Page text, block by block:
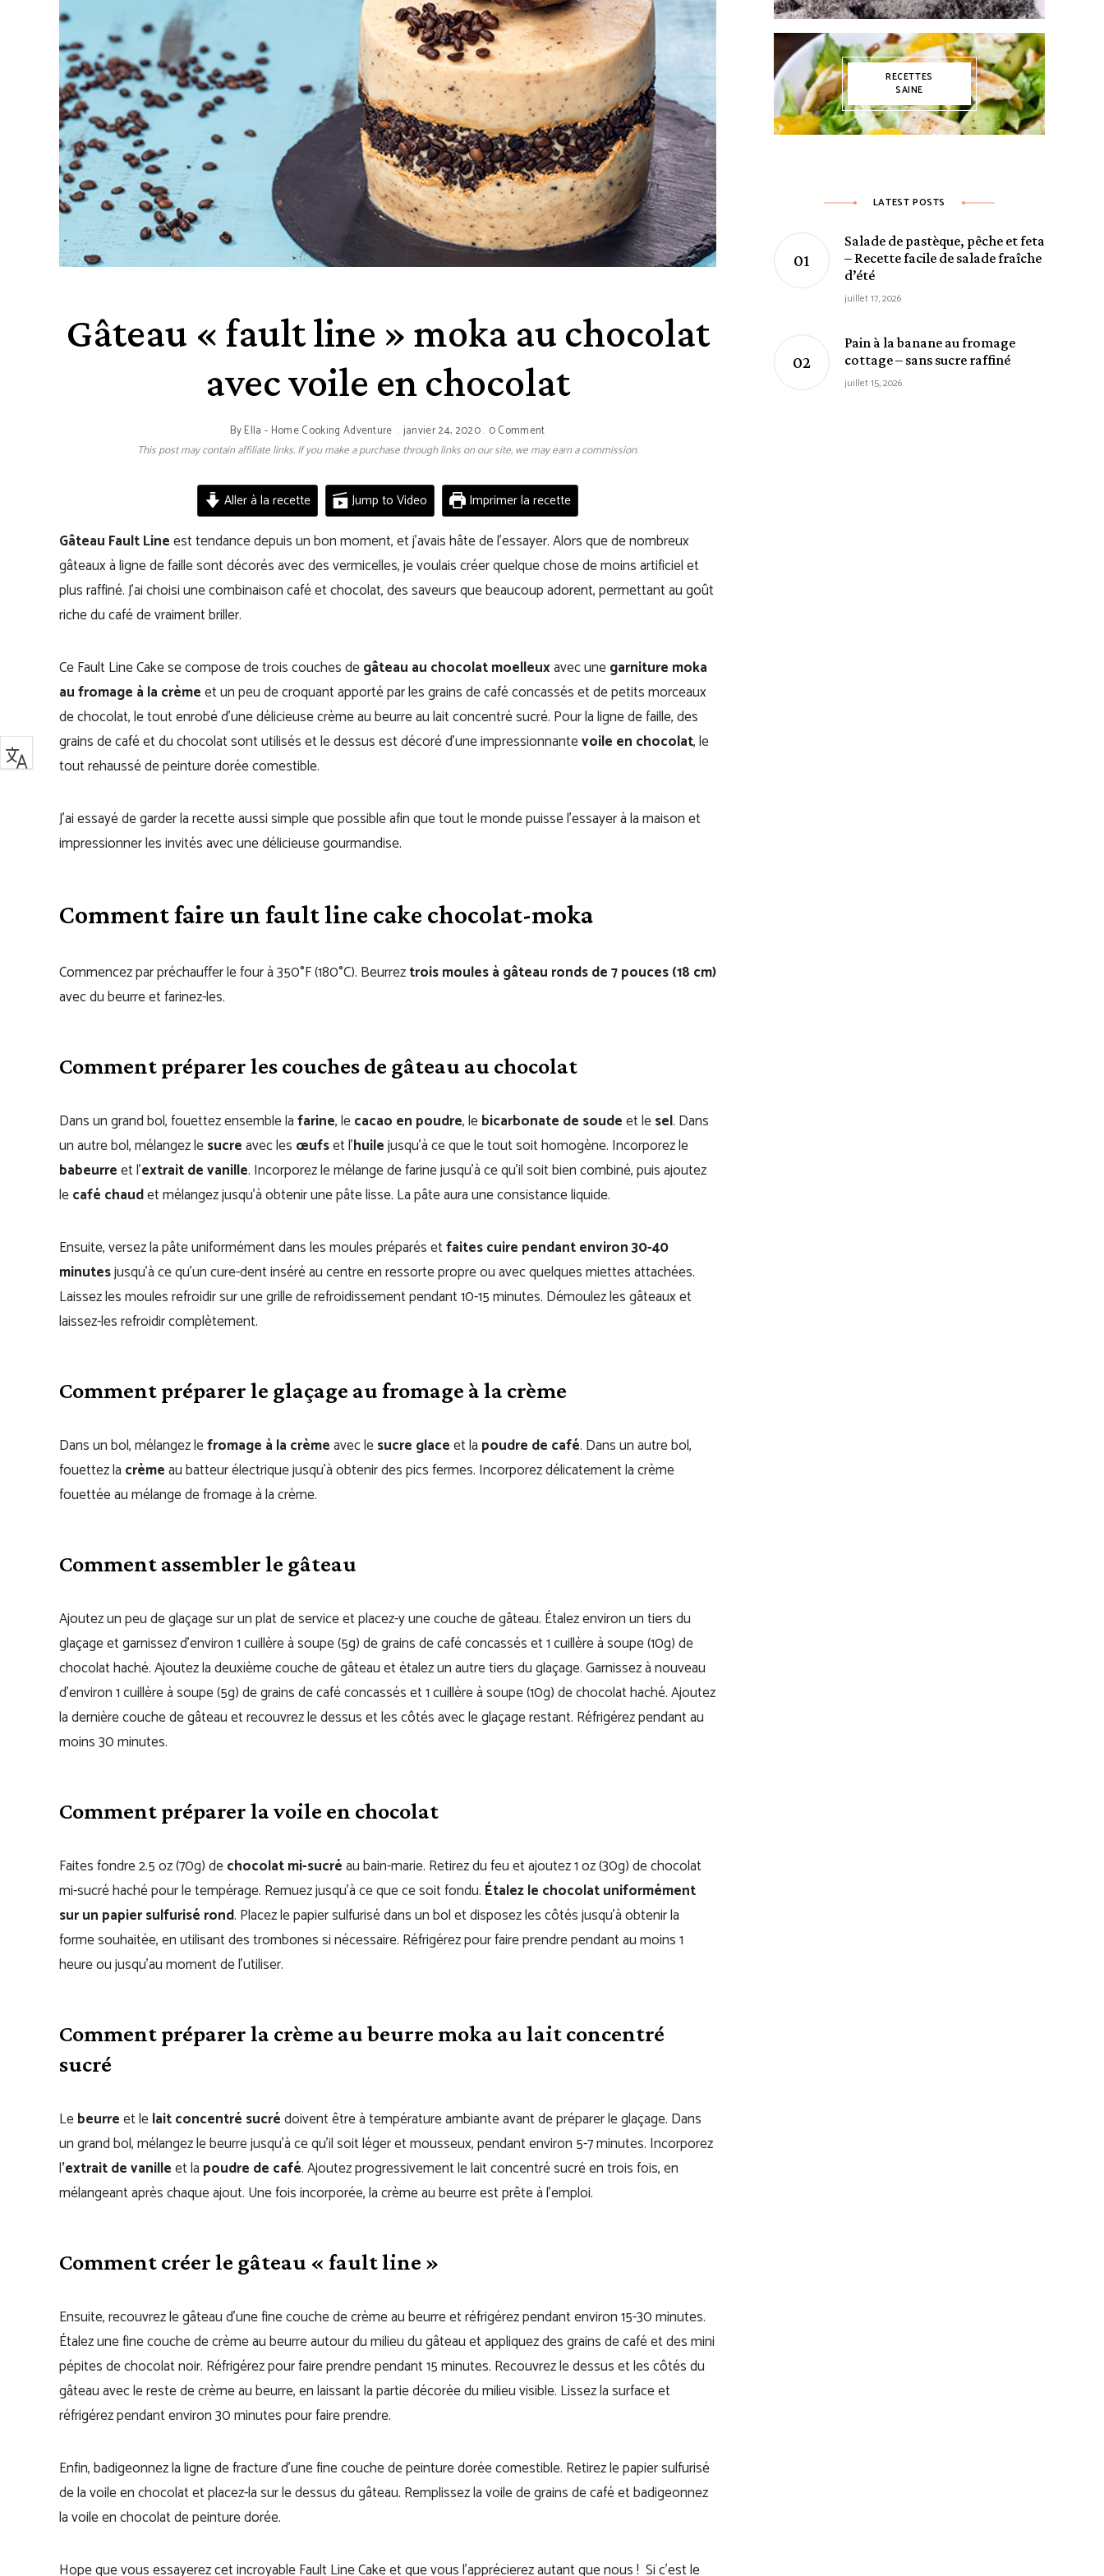
Gâteau « fault line » moka au chocolat
avec voile en chocolat
ByElla - Home Cooking Adventure janvier 24, 2020 0 Comment
This post may contain affiliate links. If you make a purchase through links on our site, we may earn a commission.
Aller à la recette Jump to Video Imprimer la recette
Gâteau Fault Lineest tendance depuis un bon moment, et j’avais hâte de l’essayer. Alors que de nombreux
gâteaux à ligne de faille sont décorés avec des vermicelles, je voulais créer quelque chose de moins artificiel et
plus raffiné. J’ai choisi une combinaison café et chocolat, des saveurs que beaucoup adorent, permettant au goût
riche du café de vraiment briller.
Ce Fault Line Cake se compose de trois couches degâteau au chocolat moelleuxavec unegarniture moka
au fromage à la crèmeet un peu de croquant apporté par les grains de café concassés et de petits morceaux
de chocolat, le tout enrobé d’une délicieuse crème au beurre au lait concentré sucré. Pour la ligne de faille, des
grains de café et du chocolat sont utilisés et le dessus est décoré d’une impressionnantevoile en chocolat, le
tout rehaussé de peinture dorée comestible.
J’ai essayé de garder la recette aussi simple que possible afin que tout le monde puisse l’essayer à la maison et
impressionner les invités avec une délicieuse gourmandise.
Comment faire un fault line cake chocolat-moka
Commencez par préchauffer le four à 350°F (180°C). Beurreztrois moules à gâteau ronds de 7 pouces (18 cm)
avec du beurre et farinez-les.
Comment préparer les couches de gâteau au chocolat
Dans un grand bol, fouettez ensemble lafarine, lecacao en poudre, lebicarbonate de soudeet lesel. Dans
un autre bol, mélangez lesucreavec les œufset l’huilejusqu’à ce que le tout soit homogène. Incorporez le
babeurreet l’extrait de vanille. Incorporez le mélange de farine jusqu’à ce qu’il soit bien combiné, puis ajoutez
lecafé chaudet mélangez jusqu’à obtenir une pâte lisse. La pâte aura une consistance liquide.
Ensuite, versez la pâte uniformément dans les moules préparés etfaites cuire pendant environ 30-40
minutesjusqu’à ce qu’un cure-dent inséré au centre en ressorte propre ou avec quelques miettes attachées.
Laissez les moules refroidir sur une grille de refroidissement pendant 10-15 minutes. Démoulez les gâteaux et
laissez-les refroidir complètement.
Comment préparer le glaçage au fromage à la crème
Dans un bol, mélangez lefromage à la crèmeavec lesucre glaceet la poudre de café. Dans un autre bol,
fouettez la crèmeau batteur électrique jusqu’à obtenir des pics fermes. Incorporez délicatement la crème
fouettée au mélange de fromage à la crème.
Comment assembler le gâteau
Ajoutez un peu de glaçage sur un plat de service et placez-y une couche de gâteau. Étalez environ un tiers du
glaçage et garnissez d’environ 1 cuillère à soupe (5g) de grains de café concassés et 1 cuillère à soupe (10g) de
chocolat haché. Ajoutez la deuxième couche de gâteau et étalez un autre tiers du glaçage. Garnissez à nouveau
d’environ 1 cuillère à soupe (5g) de grains de café concassés et 1 cuillère à soupe (10g) de chocolat haché. Ajoutez
la dernière couche de gâteau et recouvrez le dessus et les côtés avec le glaçage restant. Réfrigérez pendant au
moins 30 minutes.
Comment préparer la voile en chocolat
Faites fondre 2.5 oz (70g) dechocolat mi-sucréau bain-marie. Retirez du feu et ajoutez 1 oz (30g) de chocolat
mi-sucré haché pour le tempérage. Remuez jusqu’à ce que ce soit fondu. Étalez le chocolat uniformément
sur un papier sulfurisé rond. Placez le papier sulfurisé dans un bol et disposez les côtés jusqu’à obtenir la
forme souhaitée, en utilisant des trombones si nécessaire. Réfrigérez pour faire prendre pendant au moins 1
heure ou jusqu’au moment de l’utiliser.
Comment préparer la crème au beurre moka au lait concentré
sucré
Lebeurreet lelait concentré sucrédoivent être à température ambiante avant de préparer le glaçage. Dans
un grand bol, mélangez le beurre jusqu’à ce qu’il soit léger et mousseux, pendant environ 5-7 minutes. Incorporez
l’extrait de vanilleet la poudre de café. Ajoutez progressivement le lait concentré sucré en trois fois, en
mélangeant après chaque ajout. Une fois incorporée, la crème au beurre est prête à l’emploi.
Comment créer le gâteau « fault line »
Ensuite, recouvrez le gâteau d’une fine couche de crème au beurre et réfrigérez pendant environ 15-30 minutes.
Étalez une fine couche de crème au beurre autour du milieu du gâteau et appliquez des grains de café et des mini
pépites de chocolat noir. Réfrigérez pour faire prendre pendant 15 minutes. Recouvrez le dessus et les côtés du
gâteau avec le reste de crème au beurre, en laissant la partie décorée du milieu visible. Lissez la surface et
réfrigérez pendant environ 30 minutes pour faire prendre.
Enfin, badigeonnez la ligne de fracture d’une fine couche de peinture dorée comestible. Retirez le papier sulfurisé
de la voile en chocolat et placez-la sur le dessus du gâteau. Remplissez la voile de grains de café et badigeonnez
la voile en chocolat de peinture dorée.
Hope que vous essayerez cet incroyable Fault Line Cake et que vous l’apprécierez autant que nous ! Si c’est le
RECETTES
SAINE
LATEST POSTS
Salade de pastèque, pêche et feta
– Recette facile de salade fraîche
d’été
juillet 17, 2026
Pain à la banane au fromage
cottage – sans sucre raffiné
juillet 15, 2026